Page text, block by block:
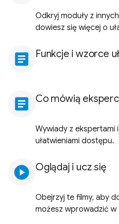
Odkryj moduły z
dowiesz się więcej o
article Funkcje i wzorce
article Co mówią
Wywiady z ekspertami
ułatwieniami dostępu.
play_circle Oglądaj i ucz się
Obejrzyj te filmy, aby
możesz wprowadzić